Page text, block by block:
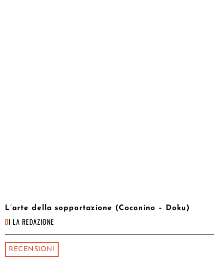
L’arte della sopportazione (Coconino – Doku)
DI LA REDAZIONE
RECENSIONI